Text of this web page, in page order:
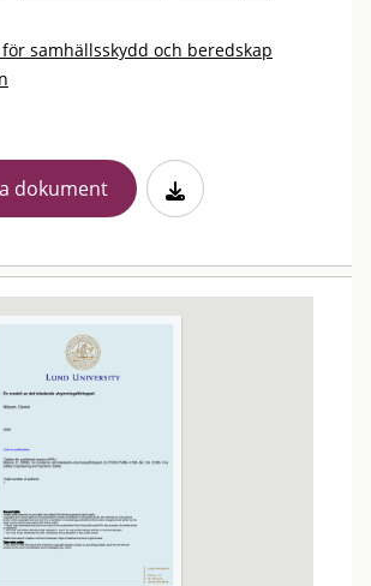
samhällsskydd och beredskap
dokument